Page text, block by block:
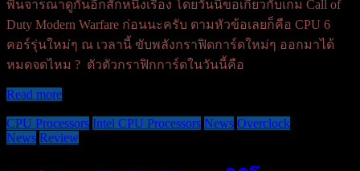
พินจารณาดูกันอีกสักหนึ่งเรื่อง โดยวันนี้ขอเกี่ยวกับเกม Call of
Duty Modern Warfare ก่อนนะครับ ตามหัวข้อเลยก็คือ CPU 6
คอร์รุ่นใหม่ๆ ณ เวลานี้ ขับพลังกราฟิดการ์ดใหม่ๆ ออกมาได้
หมดจดไหม ? ตัวตัวกราฟิกการ์ดในวันนี้คือ
Read more
CPU Processors Intel CPU Processors News Overclock
News Review